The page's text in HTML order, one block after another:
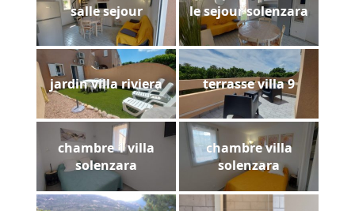
salle sejour le sejour solenzara
jardin villa riviera terrasse villa 9
chambre 1 villa
solenzara
chambre villa
solenzara